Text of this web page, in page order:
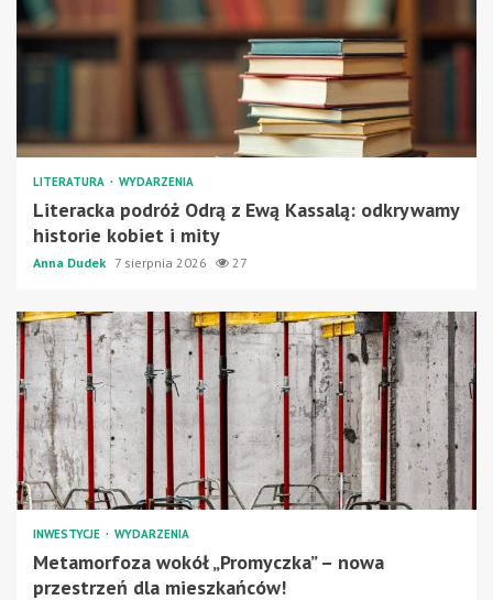
LITERATURA WYDARZENIA
Literacka podróż Odrą z Ewą Kassalą: odkrywamy
historie kobiet i mity
Anna Dudek 7 sierpnia 2026 27
INWESTYCJE WYDARZENIA
Metamorfoza wokół „Promyczka” – nowa
przestrzeń dla mieszkańców!